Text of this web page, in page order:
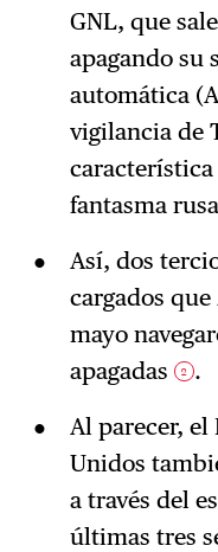
GNL, que
apagando su
automática
vigilancia de
fantasma
Así, dos
cargados
mayo
apagadas
2 .
Al parecer, el
Unidos
a través del
últimas tres